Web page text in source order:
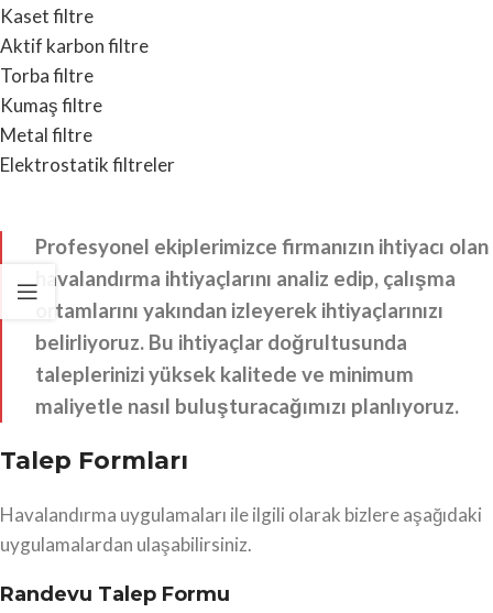
Kaset filtre
Aktif karbon filtre
Torba filtre
Kumaş filtre
Metal filtre
Elektrostatik filtreler
Profesyonel ekiplerimizce firmanızın ihtiyacı olan
havalandırma ihtiyaçlarını analiz edip, çalışma
ortamlarını yakından izleyerek ihtiyaçlarınızı
belirliyoruz. Bu ihtiyaçlar doğrultusunda
taleplerinizi yüksek kalitede ve minimum
maliyetle nasıl buluşturacağımızı planlıyoruz.
Talep Formları
Havalandırma uygulamaları ile ilgili olarak bizlere aşağıdaki
uygulamalardan ulaşabilirsiniz.
Randevu Talep Formu